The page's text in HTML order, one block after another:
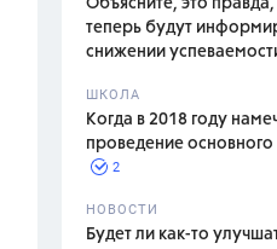
Объясните, это
теперь будут
снижении
ШКОЛА
Когда в 2018 году
проведение
2
НОВОСТИ
Будет ли как-то